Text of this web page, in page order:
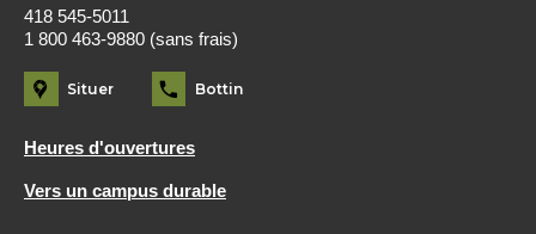
418 545-5011
1 800 463-9880 (sans frais)
Situer Bottin
Heures d'ouvertures
Vers un campus durable